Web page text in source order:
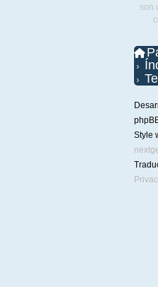
son
Style